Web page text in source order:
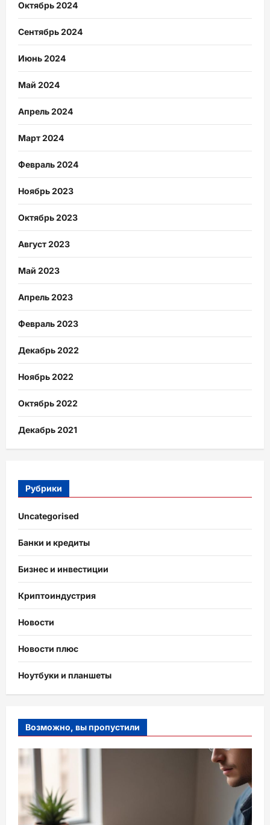
Октябрь 2024
Сентябрь 2024
Июнь 2024
Май 2024
Апрель 2024
Март 2024
Февраль 2024
Ноябрь 2023
Октябрь 2023
Август 2023
Май 2023
Апрель 2023
Февраль 2023
Декабрь 2022
Ноябрь 2022
Октябрь 2022
Декабрь 2021
Рубрики
Uncategorised
Банки и кредиты
Бизнес и инвестиции
Криптоиндустрия
Новости
Новости плюс
Ноутбуки и планшеты
Возможно, вы пропустили